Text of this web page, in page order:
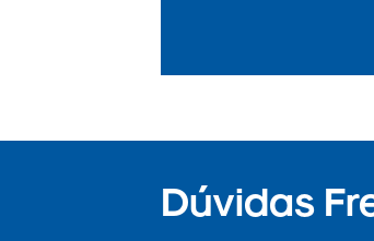
Dúvidas